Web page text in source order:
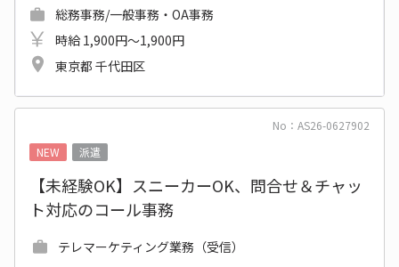
総務事務/一般事務・OA事務
時給 1,900円～1,900円
東京都 千代田区
No：AS26-0627902
NEW
派遣
【未経験OK】スニーカーOK、問合せ＆チャッ
ト対応のコール事務
テレマーケティング業務（受信）